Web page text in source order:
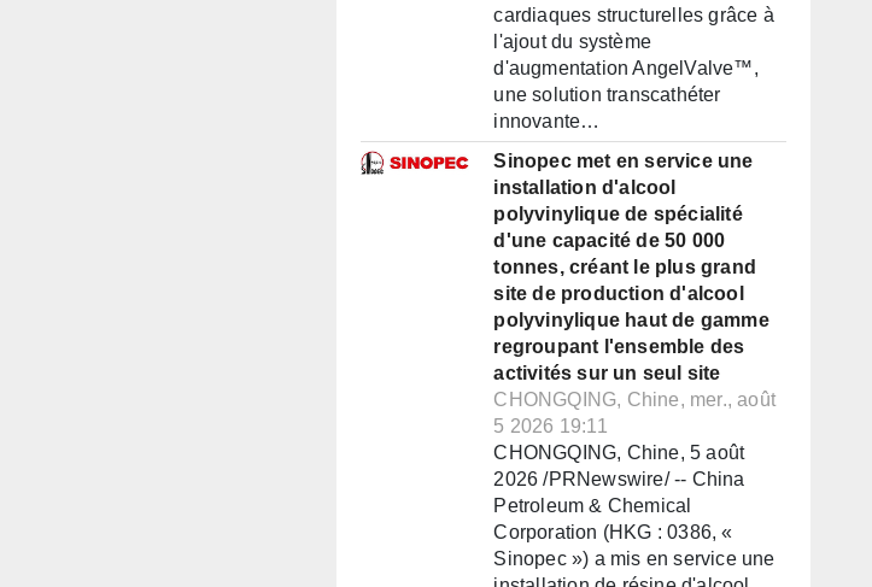
cardiaques structurelles grâce à
l'ajout du système
d'augmentation AngelValve™,
une solution transcathéter
innovante…
Sinopec met en service une
installation d'alcool
polyvinylique de spécialité
d'une capacité de 50 000
tonnes, créant le plus grand
site de production d'alcool
polyvinylique haut de gamme
regroupant l'ensemble des
activités sur un seul site
CHONGQING, Chine, mer., août
5 2026 19:11
CHONGQING, Chine, 5 août
2026 /PRNewswire/ -- China
Petroleum & Chemical
Corporation (HKG : 0386, «
Sinopec ») a mis en service une